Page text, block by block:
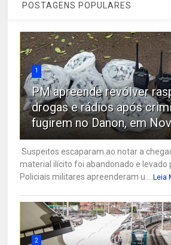
POSTAGENS POPULARES
1
PM apreende revólver
drogas e rádios após
fugirem no Danon, em
Suspeitos escaparam ao notar a
material ilícito foi abandonado e levado
Policiais militares apreenderam u... Leia
2